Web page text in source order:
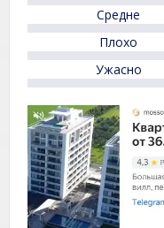
5
Средне
Плохо
Ужасно